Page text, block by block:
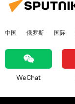
中国 俄罗斯 国际
WeChat